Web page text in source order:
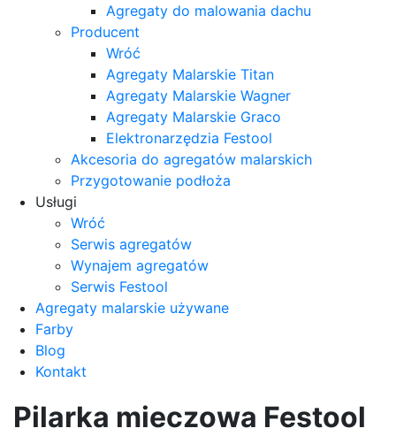
Agregaty do malowania dachu
Producent
Wróć
Agregaty Malarskie Titan
Agregaty Malarskie Wagner
Agregaty Malarskie Graco
Elektronarzędzia Festool
Akcesoria do agregatów malarskich
Przygotowanie podłoża
Usługi
Wróć
Serwis agregatów
Wynajem agregatów
Serwis Festool
Agregaty malarskie używane
Farby
Blog
Kontakt
Pilarka mieczowa Festool